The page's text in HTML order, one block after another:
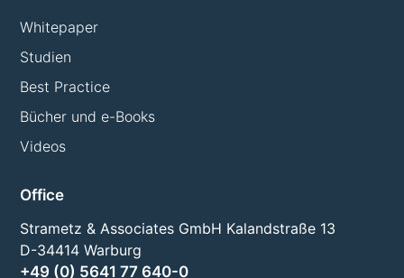
Whitepaper
Studien
Best Practice
Bücher und e-Books
Videos
Office
Strametz & Associates GmbH Kalandstraße 13
D-34414 Warburg
+49 (0) 5641 77 640-0